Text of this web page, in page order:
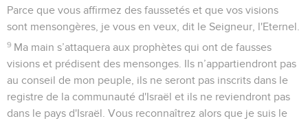
Parce que vous affirmez des faussetés et que vos visions
sont mensongères, je vous en veux, dit le Seigneur, l'Eternel.
9 Ma main s’attaquera aux prophètes qui ont de fausses
visions et prédisent des mensonges. Ils n’appartiendront pas
au conseil de mon peuple, ils ne seront pas inscrits dans le
registre de la communauté d'Israël et ils ne reviendront pas
dans le pays d'Israël. Vous reconnaîtrez alors que je suis le